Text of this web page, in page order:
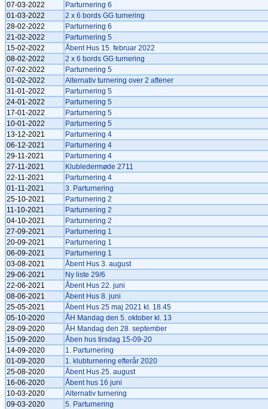
07-03-2022
Parturnering 6
01-03-2022
2 x 6 bords GG turnering
28-02-2022
Parturnering 6
21-02-2022
Parturnering 5
15-02-2022
Åbent Hus 15. februar 2022
08-02-2022
2 x 6 bords GG turnering
07-02-2022
Parturnering 5
01-02-2022
Alternativ turnering over 2 aftener
31-01-2022
Parturnering 5
24-01-2022
Parturnering 5
17-01-2022
Parturnering 5
10-01-2022
Parturnering 5
13-12-2021
Parturnering 4
06-12-2021
Parturnering 4
29-11-2021
Parturnering 4
27-11-2021
Klubledermøde 2711
22-11-2021
Parturnering 4
01-11-2021
3. Parturnering
25-10-2021
Parturnering 2
11-10-2021
Parturnering 2
04-10-2021
Parturnering 2
27-09-2021
Parturnering 1
20-09-2021
Parturnering 1
06-09-2021
Parturnering 1
03-08-2021
Åbent Hus 3. august
29-06-2021
Ny liste 29/6
22-06-2021
Åbent Hus 22. juni
08-06-2021
Åbent Hus 8. juni
25-05-2021
Åbent Hus 25 maj 2021 kl. 18.45
05-10-2020
ÅH Mandag den 5. oktober kl. 13
28-09-2020
ÅH Mandag den 28. september
15-09-2020
Åben hus tirsdag 15-09-20
14-09-2020
1. Parturnering
01-09-2020
1. klubturnering efterår 2020
25-08-2020
Åbent Hus 25. august
16-06-2020
Åbent hus 16 juni
10-03-2020
Alternativ turnering
09-03-2020
5. Parturnering